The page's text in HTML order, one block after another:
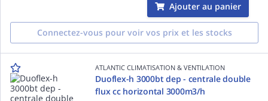
Ajouter au panier
Connectez-vous pour voir vos prix et les stocks
ATLANTIC CLIMATISATION & VENTILATION
Duoflex-h 3000bt dep - centrale double
flux cc horizontal 3000m3/h